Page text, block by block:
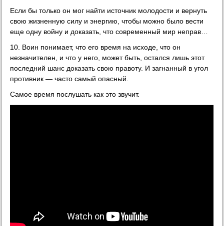
Если бы только он мог найти источник молодости и вернуть
свою жизненную силу и энергию, чтобы можно было вести
еще одну войну и доказать, что современный мир неправ…
10. Воин понимает, что его время на исходе, что он
незначителен, и что у него, может быть, остался лишь этот
последний шанс доказать свою правоту. И загнанный в угол
противник — часто самый опасный.
Самое время послушать как это звучит.